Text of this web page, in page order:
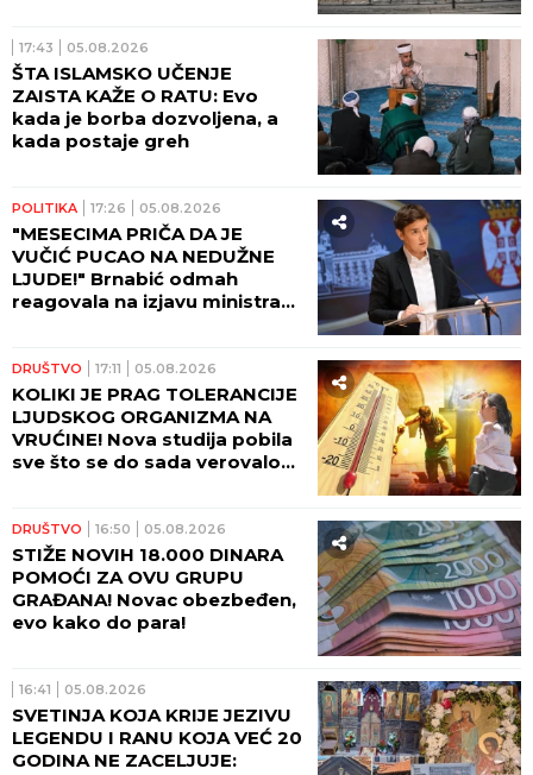
17:43 05.08.2026
ŠTA ISLAMSKO UČENJE
ZAISTA KAŽE O RATU: Evo
kada je borba dozvoljena, a
kada postaje greh
POLITIKA 17:26 05.08.2026
"MESECIMA PRIČA DA JE
VUČIĆ PUCAO NA NEDUŽNE
LJUDE!" Brnabić odmah
reagovala na izjavu ministra
DRUŠTVO 17:11 05.08.2026
KOLIKI JE PRAG TOLERANCIJE
LJUDSKOG ORGANIZMA NA
VRUĆINE! Nova studija pobila
sve što se do sada verovalo
DRUŠTVO 16:50 05.08.2026
STIŽE NOVIH 18.000 DINARA
POMOĆI ZA OVU GRUPU
GRAĐANA! Novac obezbeđen,
evo kako do para!
16:41 05.08.2026
SVETINJA KOJA KRIJE JEZIVU
LEGENDU I RANU KOJA VEĆ 20
GODINA NE ZACELJUJE: